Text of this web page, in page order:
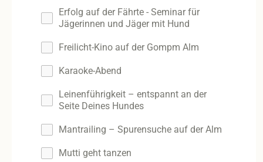
Erfolg auf der Fährte - Seminar für
Jägerinnen und Jäger mit Hund
Freilicht-Kino auf der Gompm Alm
Karaoke-Abend
Leinenführigkeit – entspannt an der
Seite Deines Hundes
Mantrailing – Spurensuche auf der Alm
Mutti geht tanzen